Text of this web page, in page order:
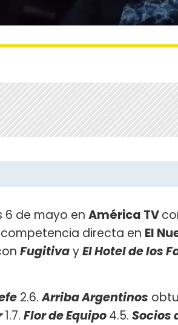
6 de mayo en América TV
directa en El
FugitivayEl Hotel de los
2.6.Arriba Argentinos
1.7. Flor de Equipo4.5. Socios